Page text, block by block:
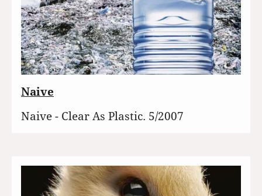
Naive
Naive - Clear As Plastic. 5/2007